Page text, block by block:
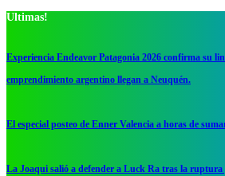
Ultimas!
Experiencia Endeavor Patagonia 2026 confirma su
emprendimiento argentino llegan a Neuquén.
El especial posteo de Enner Valencia a horas de
La Joaqui salió a defender a Luck Ra tras la